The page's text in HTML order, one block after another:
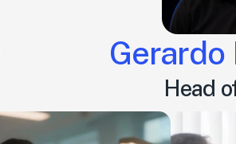
Gerardo
Head